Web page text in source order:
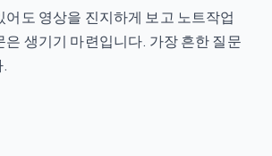
어도 영상을 진지하게 보고 노트작업
은 생기기 마련입니다. 가장 흔한 질문